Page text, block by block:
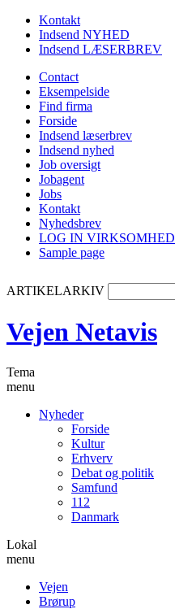
Kontakt
Indsend NYHED
Indsend LÆSERBREV
Contact
Eksempelside
Find firma
Forside
Indsend læserbrev
Indsend nyhed
Job oversigt
Jobagent
Jobs
Kontakt
Nyhedsbrev
LOG IN VIRKSOMHED
Sample page
ARTIKELARKIV
Vejen Netavis
Tema
menu
Nyheder
Forside
Kultur
Erhverv
Debat og politik
Samfund
112
Danmark
Lokal
menu
Vejen
Brørup